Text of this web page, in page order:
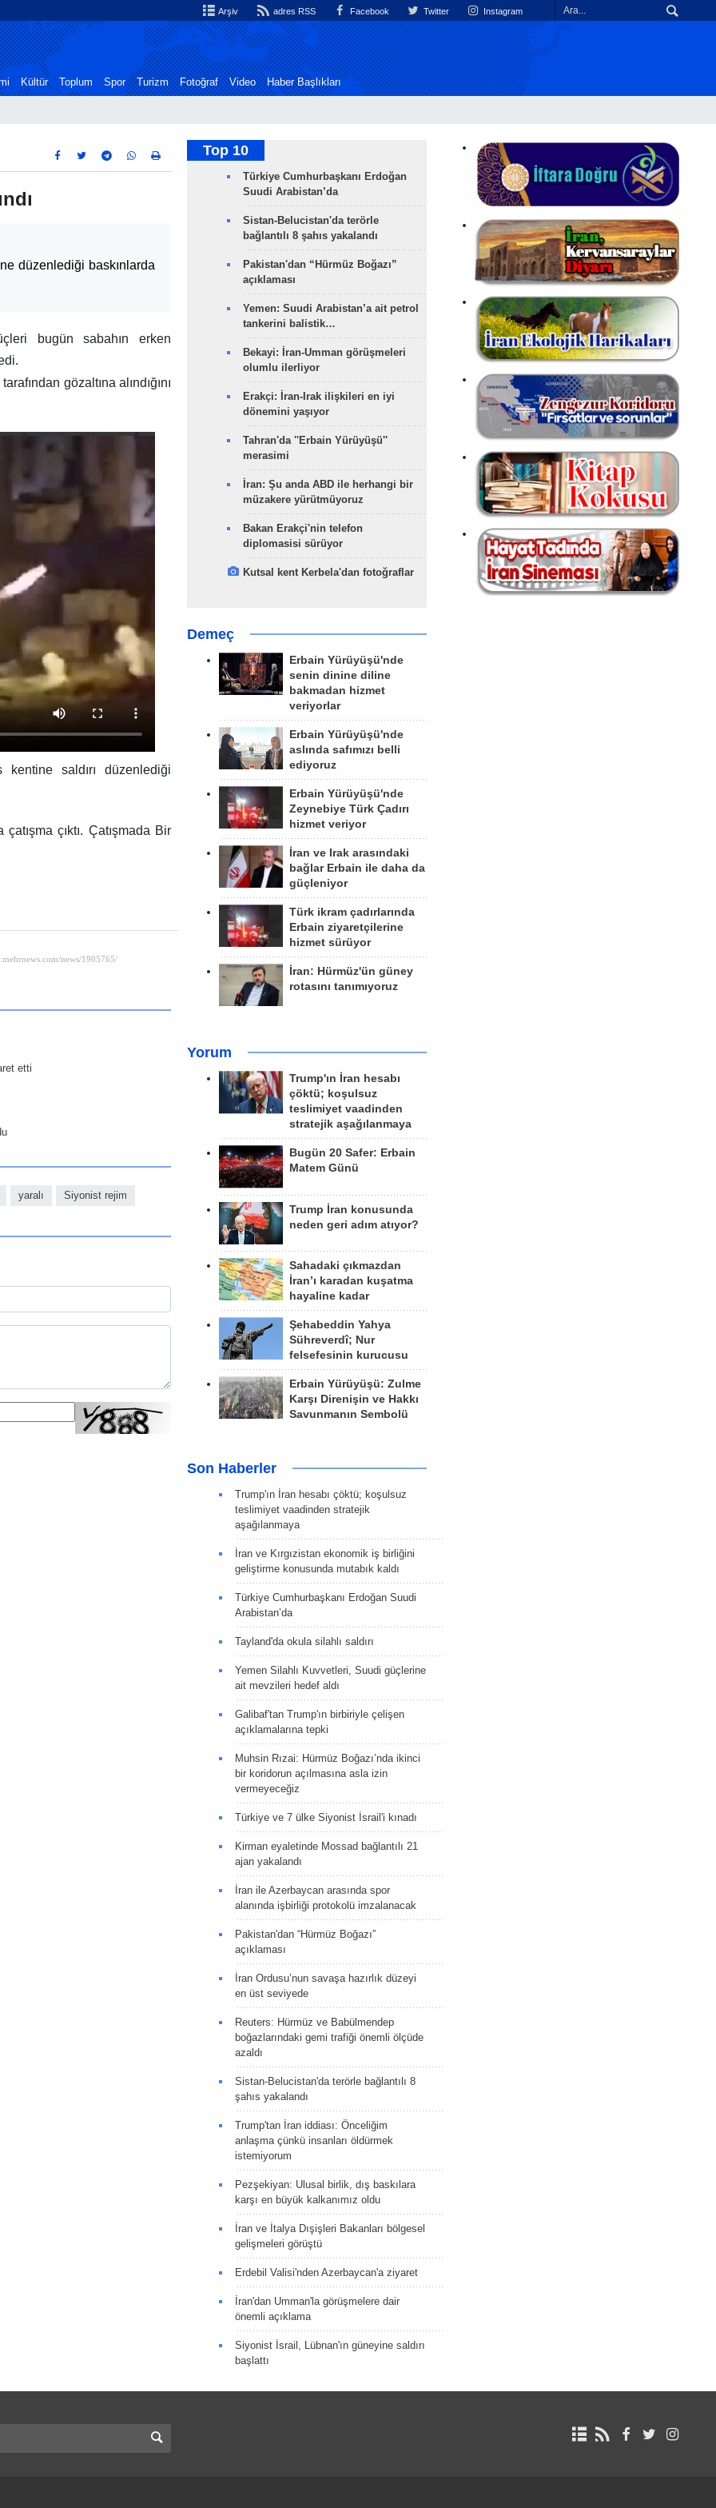
Arşiv adres RSS Facebook Twitter Instagram
Kültür Toplum Spor Turizm Fotoğraf Video Haber Başlıkları
düzenlediği baskınlarda
bugün sabahın erken
gözaltına alındığını
saldırı düzenlediği
çıktı. Çatışmada Bir
etti
yaralı Siyonist rejim
Top 10
Türkiye Cumhurbaşkanı Erdoğan
Suudi Arabistan’da
Sistan-Belucistan'da terörle
bağlantılı 8 şahıs yakalandı
Pakistan'dan “Hürmüz Boğazı”
açıklaması
Yemen: Suudi Arabistan’a ait petrol
tankerini balistik…
Bekayi: İran-Umman görüşmeleri
olumlu ilerliyor
Erakçi: İran-Irak ilişkileri en iyi
dönemini yaşıyor
Tahran'da ''Erbain Yürüyüşü''
merasimi
İran: Şu anda ABD ile herhangi bir
müzakere yürütmüyoruz
Bakan Erakçi'nin telefon
diplomasisi sürüyor
Kutsal kent Kerbela'dan fotoğraflar
Demeç
Erbain Yürüyüşü'nde
senin dinine diline
bakmadan hizmet
veriyorlar
Erbain Yürüyüşü'nde
aslında safımızı belli
ediyoruz
Erbain Yürüyüşü'nde
Zeynebiye Türk Çadırı
hizmet veriyor
İran ve Irak arasındaki
bağlar Erbain ile daha da
güçleniyor
Türk ikram çadırlarında
Erbain ziyaretçilerine
hizmet sürüyor
İran: Hürmüz'ün güney
rotasını tanımıyoruz
Yorum
Trump'ın İran hesabı
çöktü; koşulsuz
teslimiyet vaadinden
stratejik aşağılanmaya
Bugün 20 Safer: Erbain
Matem Günü
Trump İran konusunda
neden geri adım atıyor?
Sahadaki çıkmazdan
İran’ı karadan kuşatma
hayaline kadar
Şehabeddin Yahya
Sühreverdî; Nur
felsefesinin kurucusu
Erbain Yürüyüşü: Zulme
Karşı Direnişin ve Hakkı
Savunmanın Sembolü
Son Haberler
Trump'ın İran hesabı çöktü; koşulsuz
teslimiyet vaadinden stratejik
aşağılanmaya
İran ve Kırgızistan ekonomik iş birliğini
geliştirme konusunda mutabık kaldı
Türkiye Cumhurbaşkanı Erdoğan Suudi
Arabistan’da
Tayland'da okula silahlı saldırı
Yemen Silahlı Kuvvetleri, Suudi güçlerine
ait mevzileri hedef aldı
Galibaf'tan Trump'ın birbiriyle çelişen
açıklamalarına tepki
Muhsin Rızai: Hürmüz Boğazı’nda ikinci
bir koridorun açılmasına asla izin
vermeyeceğiz
Türkiye ve 7 ülke Siyonist İsrail'i kınadı
Kirman eyaletinde Mossad bağlantılı 21
ajan yakalandı
İran ile Azerbaycan arasında spor
alanında işbirliği protokolü imzalanacak
Pakistan'dan “Hürmüz Boğazı”
açıklaması
İran Ordusu’nun savaşa hazırlık düzeyi
en üst seviyede
Reuters: Hürmüz ve Babülmendep
boğazlarındaki gemi trafiği önemli ölçüde
azaldı
Sistan-Belucistan'da terörle bağlantılı 8
şahıs yakalandı
Trump'tan İran iddiası: Önceliğim
anlaşma çünkü insanları öldürmek
istemiyorum
Pezşekiyan: Ulusal birlik, dış baskılara
karşı en büyük kalkanımız oldu
İran ve İtalya Dışişleri Bakanları bölgesel
gelişmeleri görüştü
Erdebil Valisi'nden Azerbaycan'a ziyaret
İran'dan Umman'la görüşmelere dair
önemli açıklama
Siyonist İsrail, Lübnan'ın güneyine saldırı
başlattı